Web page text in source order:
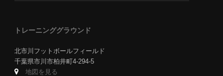
トレーニンググラウンド
北市川フットボールフィールド
千葉県市川市柏井町4-294-5
地図を見る